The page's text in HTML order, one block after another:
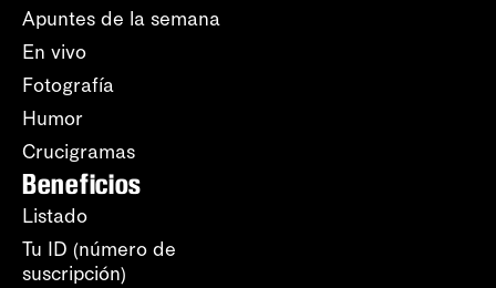
Apuntes de la semana
En vivo
Fotografía
Humor
Crucigramas
Beneficios
Listado
Tu ID (número de
suscripción)